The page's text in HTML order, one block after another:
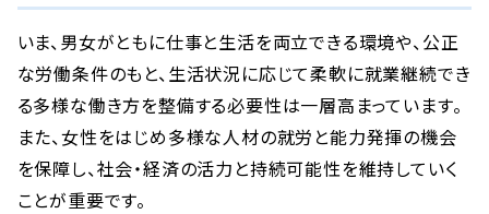
いま、男女がともに仕事と生活を両立できる環境や、公正
な労働条件のもと、生活状況に応じて柔軟に就業継続でき
る多様な働き方を整備する必要性は一層高まっています。
また、女性をはじめ多様な人材の就労と能力発揮の機会
を保障し、社会・経済の活力と持続可能性を維持していく
ことが重要です。